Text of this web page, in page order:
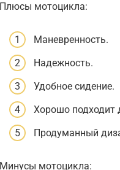
Плюсы мотоцикла:
Маневренность.
Надежность.
Удобное сидение.
Хорошо подходит
Продуманный
Минусы мотоцикла: